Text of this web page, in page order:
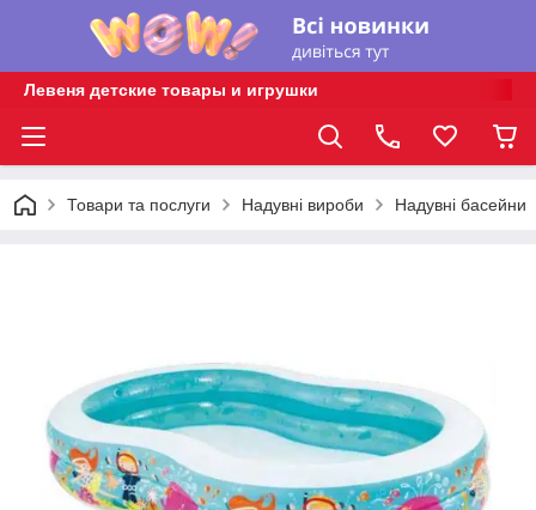
Левеня детские товары и игрушки
Товари та послуги Надувні вироби Надувні басейни